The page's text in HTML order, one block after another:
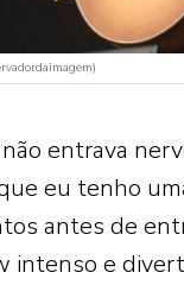
entrava
eu tenho
antes de
intenso e